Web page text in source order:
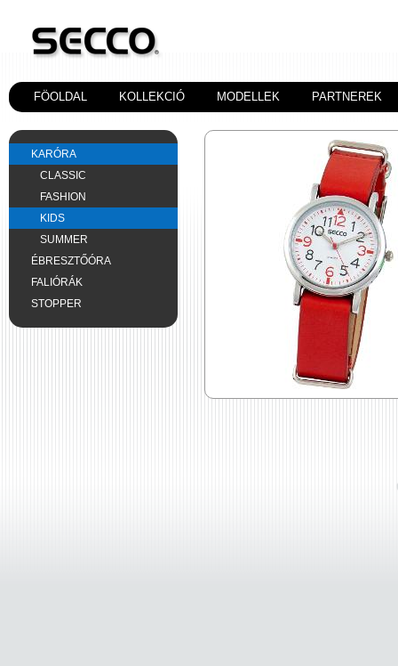
FÖOLDAL KOLLEKCIÓ MODELLEK PARTNEREK
KARÓRA
CLASSIC
FASHION
KIDS
SUMMER
ÉBRESZTŐÓRA
FALIÓRÁK
STOPPER